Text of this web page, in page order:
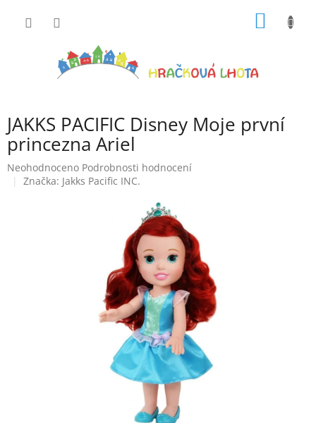
JAKKS PACIFIC Disney Moje první
princezna Ariel
Průměrné
hodnocení
Neohodnoceno Podrobnosti hodnocení
Značka: Jakks Pacific INC.